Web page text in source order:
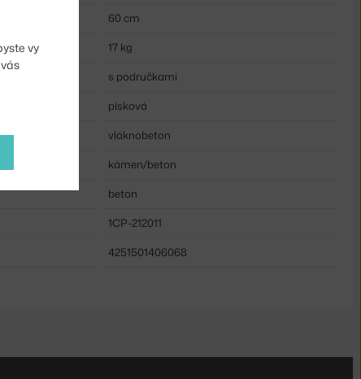
60 cm
17 kg
s područkami
písková
vláknobeton
kámen/beton
beton
1CP-212011
4251501406068
vy